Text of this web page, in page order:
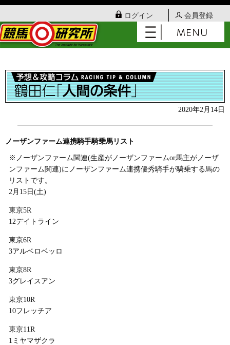
ログイン 会員登録
2020年2月14日
ノーザンファーム連携騎手騎乗馬リスト
※ノーザンファーム関連(生産がノーザンファームor馬主がノーザ
ンファーム関連)にノーザンファーム連携優秀騎手が騎乗する馬の
リストです。
2月15日(土)
東京5R
12デイトライン
東京6R
3アルベロベッロ
東京8R
3グレイスアン
東京10R
10フレッチア
東京11R
1ミヤマザクラ